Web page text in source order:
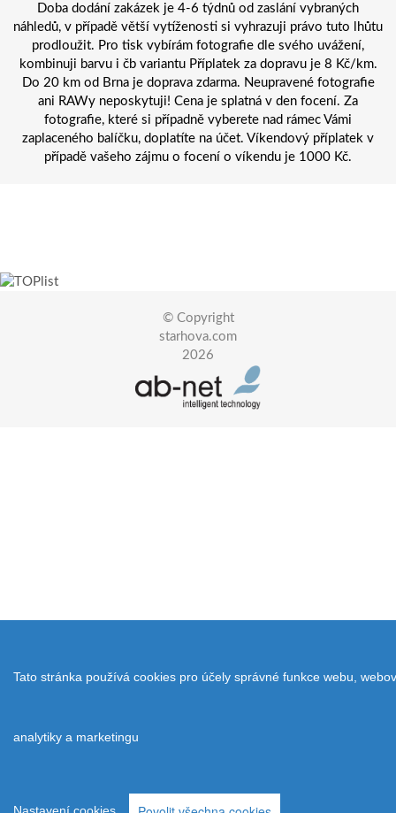
Doba dodání zakázek je 4-6 týdnů od zaslání vybraných
náhledů, v případě větší vytíženosti si vyhrazuji právo tuto lhůtu
prodloužit. Pro tisk vybírám fotografie dle svého uvážení,
kombinuji barvu i čb variantu Příplatek za dopravu je 8 Kč/km.
Do 20 km od Brna je doprava zdarma. Neupravené fotografie
ani RAWy neposkytuji! Cena je splatná v den focení. Za
fotografie, které si případně vyberete nad rámec Vámi
zaplaceného balíčku, doplatíte na účet. Víkendový příplatek v
případě vašeho zájmu o focení o víkendu je 1000 Kč.
© Copyright
starhova.com
2026
Tato stránka používá cookies pro účely správné funkce webu,
analytiky a marketingu